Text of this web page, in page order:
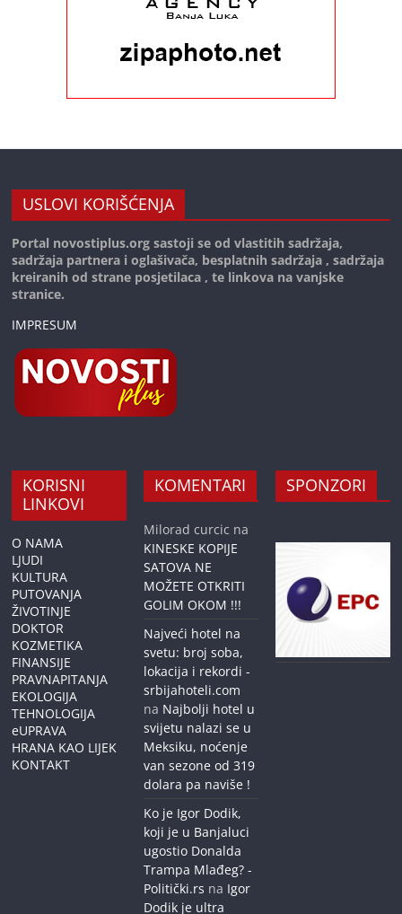
USLOVI KORIŠĆENJA
Portal novostiplus.org sastoji se od vlastitih sadržaja,
sadržaja partnera i oglašivača, besplatnih sadržaja , sadržaja
kreiranih od strane posjetilaca , te linkova na vanjske
stranice.
IMPRESUM
KORISNI
LINKOVI
O NAMA
LJUDI
KULTURA
PUTOVANJA
ŽIVOTINJE
DOKTOR
KOZMETIKA
FINANSIJE
PRAVNAPITANJA
EKOLOGIJA
TEHNOLOGIJA
eUPRAVA
HRANA KAO LIJEK
KONTAKT
KOMENTARI
Milorad curcic na
KINESKE KOPIJE
SATOVA NE
MOŽETE OTKRITI
GOLIM OKOM !!!
Najveći hotel na
svetu: broj soba,
lokacija i rekordi -
srbijahoteli.com
na Najbolji hotel u
svijetu nalazi se u
Meksiku, noćenje
van sezone od 319
dolara pa naviše !
Ko je Igor Dodik,
koji je u Banjaluci
ugostio Donalda
Trampa Mlađeg? -
Politički.rs na Igor
Dodik je ultra
SPONZORI